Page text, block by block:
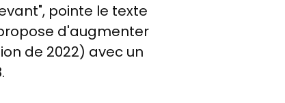
pointe le texte
d'augmenter
de 2022) avec un